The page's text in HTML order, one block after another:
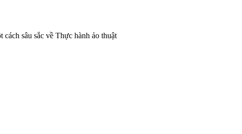
sâu sắc về Thực hành ảo thuật